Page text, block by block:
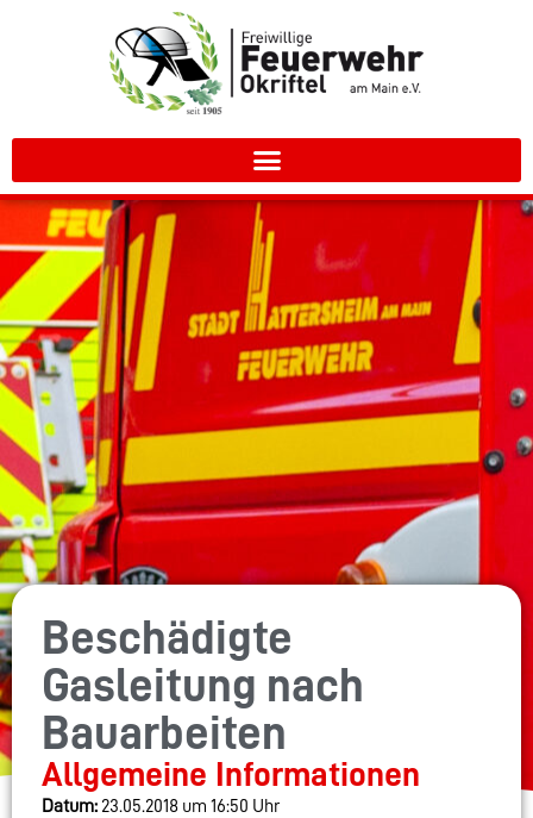
Beschädigte
Gasleitung nach
Bauarbeiten
Allgemeine Informationen
Datum: 23.05.2018 um 16:50 Uhr